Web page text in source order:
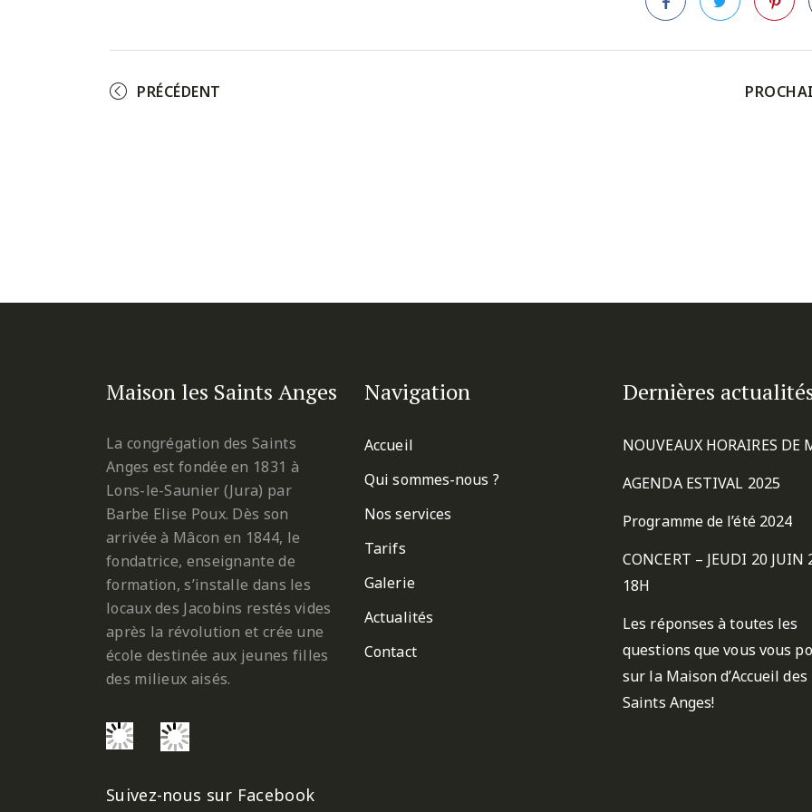
FacebookTwitter
PRÉCÉDENT
Maison les Saints Anges
La congrégation des Saints
Anges est fondée en 1831 à
Lons-le-Saunier (Jura) par
Barbe Elise Poux. Dès son
arrivée à Mâcon en 1844, le
fondatrice, enseignante de
formation, s’installe dans les
locaux des Jacobins restés vides
après la révolution et crée une
école destinée aux jeunes filles
des milieux aisés.
Suivez-nous sur Facebook
Navigation
Accueil
Qui sommes-nous ?
Nos services
Tarifs
Galerie
Actualités
Contact
Dernières
NOUVEAUX HORAIRES DE
AGENDA ESTIVAL 2025
Programme de l’été 2024
CONCERT – JEUDI 20 JUIN
18H
Les réponses à toutes les
questions que vous vous
sur la Maison d’Accueil des
Saints Anges!